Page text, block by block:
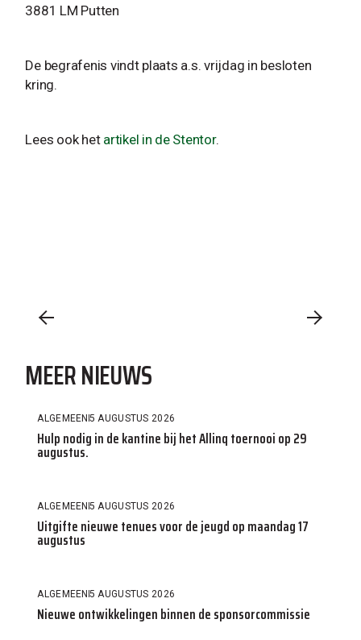
3881 LM Putten
De begrafenis vindt plaats a.s. vrijdag in besloten
kring.
Lees ook het artikel in de Stentor.
MEER NIEUWS
ALGEMEEN5 AUGUSTUS 2026
Hulp nodig in de kantine bij het Allinq toernooi op 29
augustus.
ALGEMEEN5 AUGUSTUS 2026
Uitgifte nieuwe tenues voor de jeugd op maandag 17
augustus
ALGEMEEN5 AUGUSTUS 2026
Nieuwe ontwikkelingen binnen de sponsorcommissie